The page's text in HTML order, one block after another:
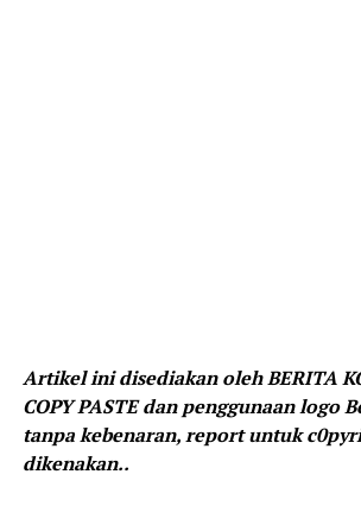
Artikel ini disediakan oleh BERITA
COPY PASTE dan penggunaan logo
tanpa kebenaran, report untuk
dikenakan..